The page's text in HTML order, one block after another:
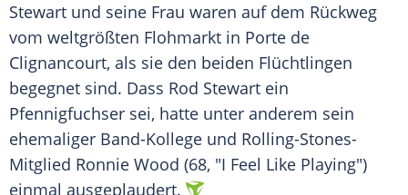
Stewart und seine Frau waren auf dem Rückweg
vom weltgrößten Flohmarkt in Porte de
Clignancourt, als sie den beiden Flüchtlingen
begegnet sind. Dass Rod Stewart ein
Pfennigfuchser sei, hatte unter anderem sein
ehemaliger Band-Kollege und Rolling-Stones-
Mitglied Ronnie Wood (68, "I Feel Like Playing")
einmal ausgeplaudert.